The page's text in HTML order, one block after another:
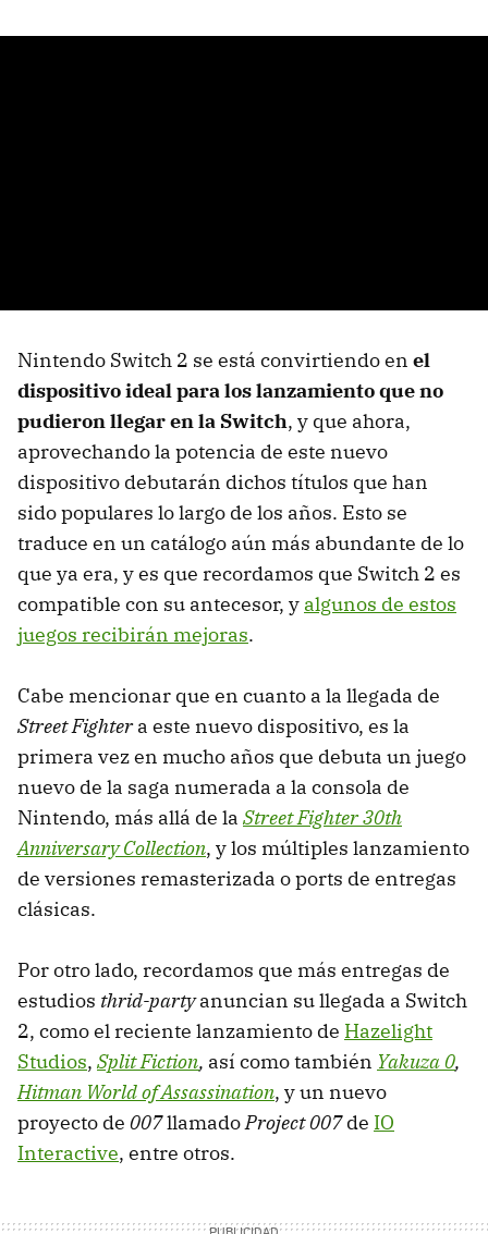
Nintendo Switch 2 se está convirtiendo en el
dispositivo ideal para los lanzamiento que no
pudieron llegar en la Switch, y que ahora,
aprovechando la potencia de este nuevo
dispositivo debutarán dichos títulos que han
sido populares lo largo de los años. Esto se
traduce en un catálogo aún más abundante de lo
que ya era, y es que recordamos que Switch 2 es
compatible con su antecesor, y algunos de estos
juegos recibirán mejoras.
Cabe mencionar que en cuanto a la llegada de
Street Fightera este nuevo dispositivo, es la
primera vez en mucho años que debuta un juego
nuevo de la saga numerada a la consola de
Nintendo, más allá de la Street Fighter 30th
Anniversary Collection, y los múltiples lanzamiento
de versiones remasterizada o ports de entregas
clásicas.
Por otro lado, recordamos que más entregas de
estudios thrid-partyanuncian su llegada a Switch
2, como el reciente lanzamiento de Hazelight
Studios, Split Fiction, así como también Yakuza 0,
Hitman World of Assassination, y un nuevo
proyecto de 007llamadoProject 007de IO
Interactive, entre otros.